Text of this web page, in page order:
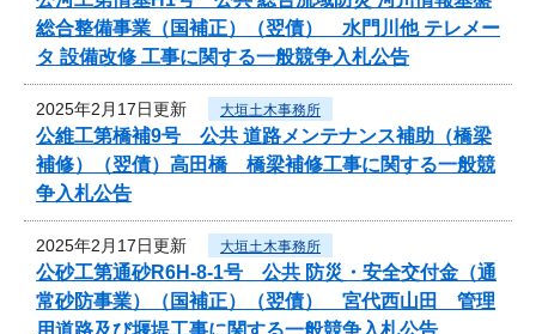
総合整備事業（国補正）（翌債） 水門川他 テレメー
タ 設備改修 工事に関する一般競争入札公告
2025年2月17日更新 大垣土木事務所
公維工第橋補9号 公共 道路メンテナンス補助（橋梁
補修）（翌債）高田橋 橋梁補修工事に関する一般競
争入札公告
2025年2月17日更新 大垣土木事務所
公砂工第通砂R6H-8-1号 公共 防災・安全交付金（通
常砂防事業）（国補正）（翌債） 宮代西山田 管理
用道路及び堰堤工事に関する一般競争入札公告